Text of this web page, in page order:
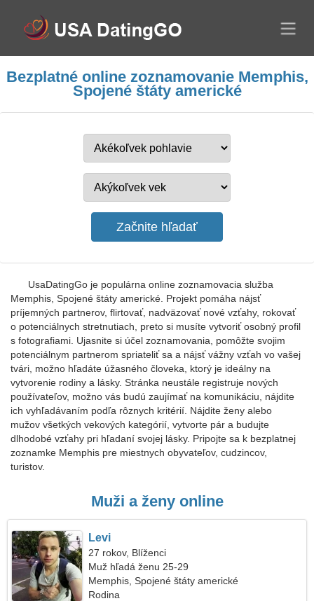
Bezplatné online zoznamovanie Memphis,
Spojené štáty americké
UsaDatingGo je populárna online zoznamovacia služba
Memphis, Spojené štáty americké. Projekt pomáha nájsť
príjemných partnerov, flirtovať, nadväzovať nové vzťahy, rokovať
o potenciálnych stretnutiach, preto si musíte vytvoriť osobný profil
s fotografiami. Ujasnite si účel zoznamovania, pomôžte svojim
potenciálnym partnerom spriateliť sa a nájsť vážny vzťah vo vašej
tvári, možno hľadáte úžasného človeka, ktorý je ideálny na
vytvorenie rodiny a lásky. Stránka neustále registruje nových
používateľov, možno vás budú zaujímať na komunikáciu, nájdite
ich vyhľadávaním podľa rôznych kritérií. Nájdite ženy alebo
mužov všetkých vekových kategórií, vytvorte pár a budujte
dlhodobé vzťahy pri hľadaní svojej lásky. Pripojte sa k bezplatnej
zoznamke Memphis pre miestnych obyvateľov, cudzincov,
turistov.
Muži a ženy online
Levi
27 rokov, Blíženci
Muž hľadá ženu 25-29
Memphis, Spojené štáty americké
Rodina